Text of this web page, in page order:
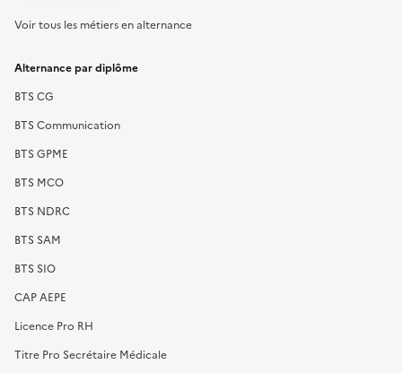
Voir tous les métiers en alternance
Alternance par diplôme
BTS CG
BTS Communication
BTS GPME
BTS MCO
BTS NDRC
BTS SAM
BTS SIO
CAP AEPE
Licence Pro RH
Titre Pro Secrétaire Médicale